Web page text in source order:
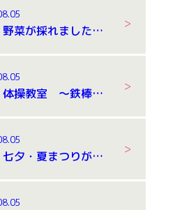
8/4 野菜が採れました！！🥒
8/3 体操教室 ～鉄棒編～
8/1 七夕・夏まつりが開催されました。